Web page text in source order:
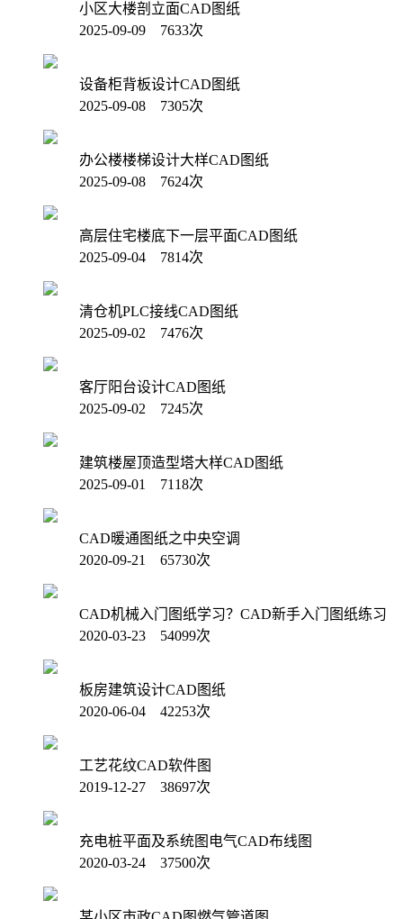
小区大楼剖立面CAD图纸
2025-09-09 7633次
设备柜背板设计CAD图纸
2025-09-08 7305次
办公楼楼梯设计大样CAD图纸
2025-09-08 7624次
高层住宅楼底下一层平面CAD图纸
2025-09-04 7814次
清仓机PLC接线CAD图纸
2025-09-02 7476次
客厅阳台设计CAD图纸
2025-09-02 7245次
建筑楼屋顶造型塔大样CAD图纸
2025-09-01 7118次
CAD暖通图纸之中央空调
2020-09-21 65730次
CAD机械入门图纸学习？CAD新手入门图纸练习
2020-03-23 54099次
板房建筑设计CAD图纸
2020-06-04 42253次
工艺花纹CAD软件图
2019-12-27 38697次
充电桩平面及系统图电气CAD布线图
2020-03-24 37500次